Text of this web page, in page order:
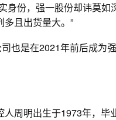
身份，强一股份却讳莫
且出货量大。”
也是在2021年前后成为
人周明出生于1973年，